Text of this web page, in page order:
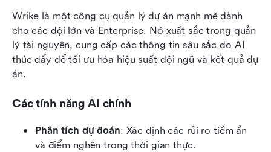
Wrike là một công cụ quản lý dự án mạnh mẽ dành
cho các đội lớn và Enterprise. Nó xuất sắc trong quản
lý tài nguyên, cung cấp các thông tin sâu sắc do AI
thúc đẩy để tối ưu hóa hiệu suất đội ngũ và kết quả dự
án.
Các tính năng AI chính
Phân tích dự đoán: Xác định các rủi ro tiềm ẩn
và điểm nghẽn trong thời gian thực.